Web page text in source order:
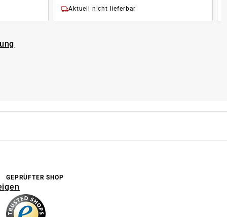
Aktuell nicht lieferbar
GEPRÜFTER SHOP